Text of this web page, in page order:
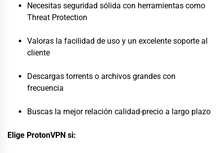
Necesitas seguridad sólida con herramientas como
Threat Protection
Valoras la facilidad de uso y un excelente soporte al
cliente
Descargas torrents o archivos grandes con
frecuencia
Buscas la mejor relación calidad-precio a largo plazo
Elige ProtonVPN si: